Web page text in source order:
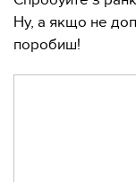
Ну, а якщо не
поробиш!